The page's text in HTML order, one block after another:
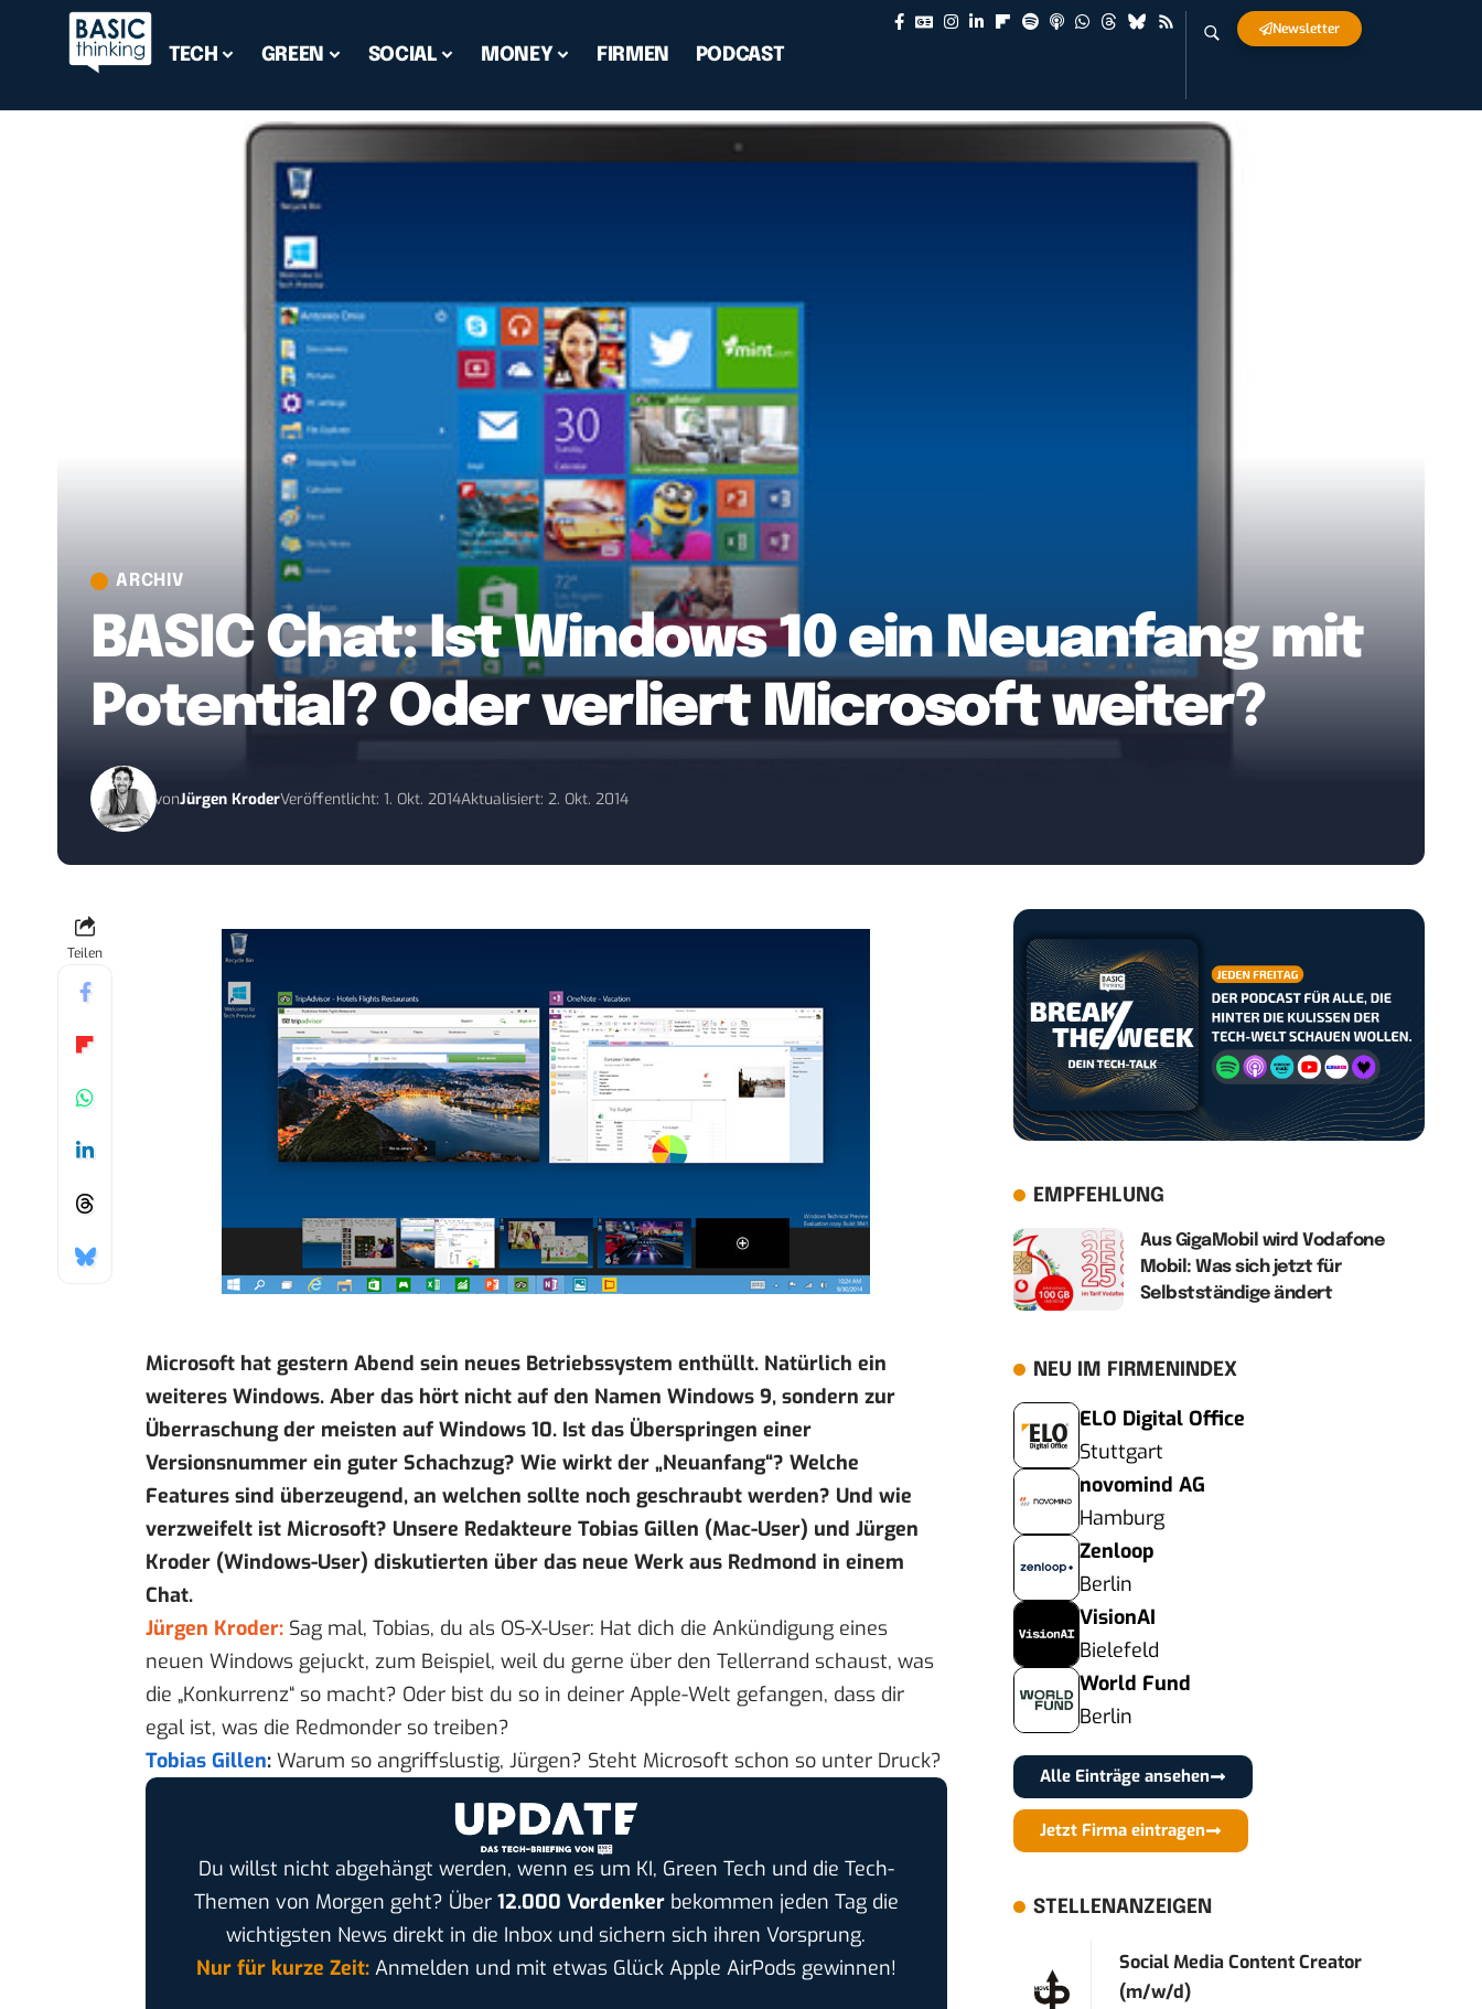
TECH GREEN SOCIAL MONEY FIRMEN PODCAST
Newsletter
ARCHIV
BASIC Chat: Ist Windows 10 ein Neuanfang mit
Potential? Oder verliert Microsoft weiter?
vonJürgen KroderVeröffentlicht: 1. Okt. 2014Aktualisiert: 2. Okt. 2014
Teilen
Microsoft hat gestern Abend sein neues Betriebssystem enthüllt. Natürlich ein
weiteres Windows. Aber das hört nicht auf den Namen Windows 9, sondern zur
Überraschung der meisten auf Windows 10. Ist das Überspringen einer
Versionsnummer ein guter Schachzug? Wie wirkt der „Neuanfang“? Welche
Features sind überzeugend, an welchen sollte noch geschraubt werden? Und wie
verzweifelt ist Microsoft? Unsere Redakteure Tobias Gillen (Mac-User) und Jürgen
Kroder (Windows-User) diskutierten über das neue Werk aus Redmond in einem
Chat.
Jürgen Kroder: Sag mal, Tobias, du als OS-X-User: Hat dich die Ankündigung eines
neuen Windows gejuckt, zum Beispiel, weil du gerne über den Tellerrand schaust, was
die „Konkurrenz“ so macht? Oder bist du so in deiner Apple-Welt gefangen, dass dir
egal ist, was die Redmonder so treiben?
Tobias Gillen: Warum so angriffslustig, Jürgen? Steht Microsoft schon so unter Druck?
Du willst nicht abgehängt werden, wenn es um KI, Green Tech und die Tech-
Themen von Morgen geht? Über 12.000 Vordenkerbekommen jeden Tag die
wichtigsten News direkt in die Inbox und sichern sich ihren Vorsprung.
Nur für kurze Zeit:Anmelden und mit etwas Glück Apple AirPods gewinnen!
EMPFEHLUNG
Aus GigaMobil wird Vodafone
Mobil: Was sich jetzt für
Selbstständige ändert
NEU IM FIRMENINDEX
ELO Digital Office
Stuttgart
novomind AG
Hamburg
Zenloop
Berlin
VisionAI
Bielefeld
World Fund
Berlin
Alle Einträge ansehen
Jetzt Firma eintragen
STELLENANZEIGEN
Social Media Content Creator
(m/w/d)